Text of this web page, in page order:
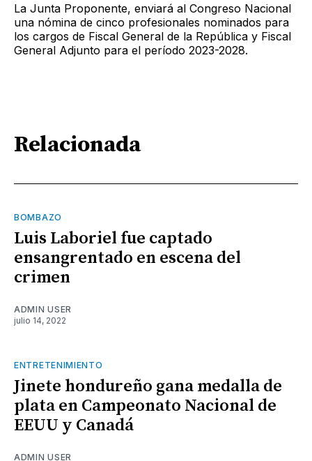
La Junta Proponente, enviará al Congreso Nacional
una nómina de cinco profesionales nominados para
los cargos de Fiscal General de la República y Fiscal
General Adjunto para el período 2023-2028.
Relacionada
BOMBAZO
Luis Laboriel fue captado
ensangrentado en escena del
crimen
ADMIN USER
julio 14, 2022
ENTRETENIMIENTO
Jinete hondureño gana medalla de
plata en Campeonato Nacional de
EEUU y Canadá
ADMIN USER